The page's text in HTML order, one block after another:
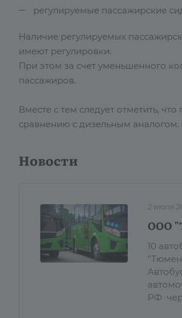
регулируемые пассажирские
Наличие регулируемых
имеют регулировки.
При этом за счет уменьшенного
пассажиров.
Вместе с тем следует отметить,
сравнению с дизельным аналогом.
Новости
2 июля
ООО
10
РФ